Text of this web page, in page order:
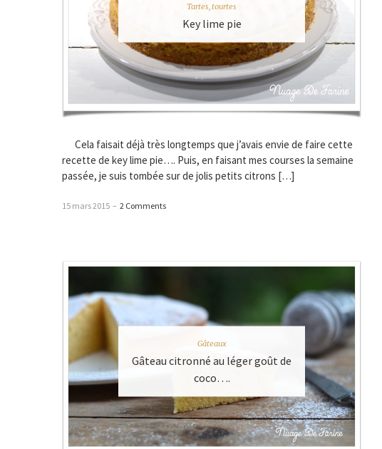
Tartes, tourtes
Key lime pie
Cela faisait déjà très longtemps que j’avais envie de faire cette
recette de key lime pie…. Puis, en faisant mes courses la semaine
passée, je suis tombée sur de jolis petits citrons […]
15 mars 2015 – 2 Comments
Gâteaux
Gâteau citronné au léger goût de
coco….